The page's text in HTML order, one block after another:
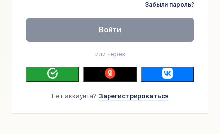
Забыли пароль?
Войти
или через
Нет аккаунта? Зарегистрироваться